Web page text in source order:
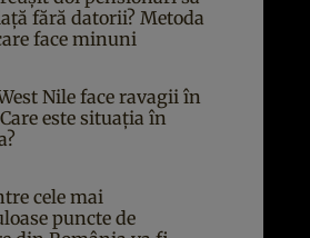
fără datorii? Metoda
face minuni
Nile face ravagii în
este situația în
cele mai
puncte de